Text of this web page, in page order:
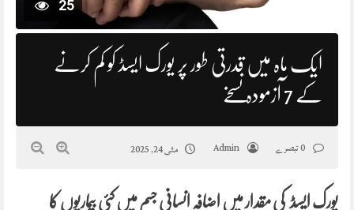
25
ایک ماہ میں قدرتی طور پر یورک ایسڈ کو کم کرنے
کے 7 آزمودہ نسخے
Admin مئی 24, 2025
یورک ایسڈ کی مقدار میں اضافہ انسانی جسم میں کئی بیماریوں کا